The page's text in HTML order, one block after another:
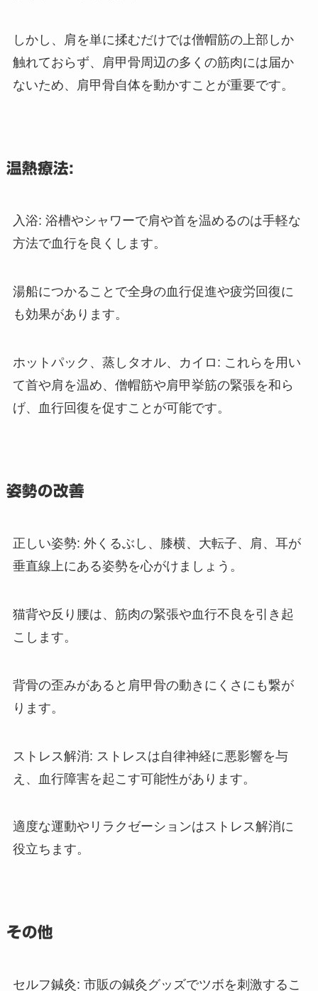
しかし、肩を単に揉むだけでは僧帽筋の上部しか
触れておらず、肩甲骨周辺の多くの筋肉には届か
ないため、肩甲骨自体を動かすことが重要です。
温熱療法:
入浴: 浴槽やシャワーで肩や首を温めるのは手軽な
方法で血行を良くします。
湯船につかることで全身の血行促進や疲労回復に
も効果があります。
ホットパック、蒸しタオル、カイロ: これらを用い
て首や肩を温め、僧帽筋や肩甲挙筋の緊張を和ら
げ、血行回復を促すことが可能です。
姿勢の改善
正しい姿勢: 外くるぶし、膝横、大転子、肩、耳が
垂直線上にある姿勢を心がけましょう。
猫背や反り腰は、筋肉の緊張や血行不良を引き起
こします。
背骨の歪みがあると肩甲骨の動きにくさにも繋が
ります。
ストレス解消: ストレスは自律神経に悪影響を与
え、血行障害を起こす可能性があります。
適度な運動やリラクゼーションはストレス解消に
役立ちます。
その他
セルフ鍼灸: 市販の鍼灸グッズでツボを刺激するこ